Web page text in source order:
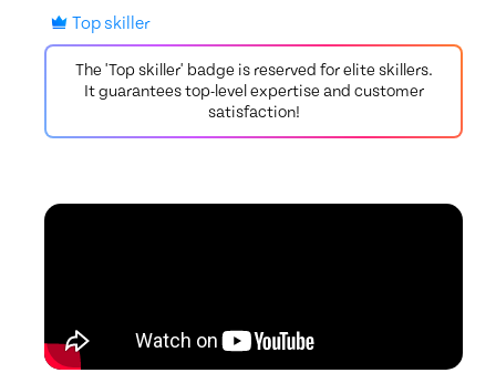
Top skiller
The 'Top skiller' badge is reserved for elite skillers.
It guarantees top-level expertise and customer
satisfaction!